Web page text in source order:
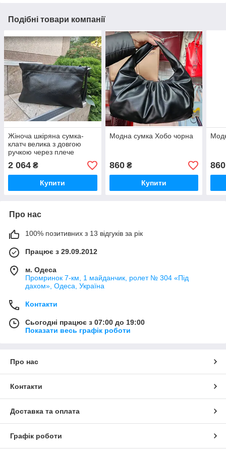
Подібні товари компанії
Жіноча шкіряна сумка-
клатч велика з довгою
ручкою через плече
"чорна"
2 064 ₴
Купити
Модна сумка Хобо чорна
860₴
Купити
860
Про нас
100% позитивних з 13 відгуків за рік
Працює з 29.09.2012
м. Одеса
Промринок 7-км, 1 майданчик, ролет № 304 «Під
дахом», Одеса, Україна
Контакти
Сьогодні працює з 07:00 до 19:00
Показати весь графік роботи
Про нас
Контакти
Доставка та оплата
Графік роботи